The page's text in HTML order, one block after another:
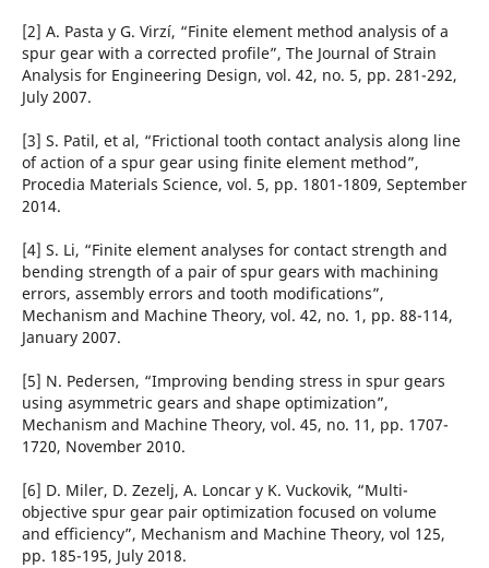
[2] A. Pasta y G. Virzí, “Finite element method analysis of a
spur gear with a corrected profile”, The Journal of Strain
Analysis for Engineering Design, vol. 42, no. 5, pp. 281-292,
July 2007.
[3] S. Patil, et al, “Frictional tooth contact analysis along line
of action of a spur gear using finite element method”,
Procedia Materials Science, vol. 5, pp. 1801-1809, September
2014.
[4] S. Li, “Finite element analyses for contact strength and
bending strength of a pair of spur gears with machining
errors, assembly errors and tooth modifications”,
Mechanism and Machine Theory, vol. 42, no. 1, pp. 88-114,
January 2007.
[5] N. Pedersen, “Improving bending stress in spur gears
using asymmetric gears and shape optimization”,
Mechanism and Machine Theory, vol. 45, no. 11, pp. 1707-
1720, November 2010.
[6] D. Miler, D. Zezelj, A. Loncar y K. Vuckovik, “Multi-
objective spur gear pair optimization focused on volume
and efficiency”, Mechanism and Machine Theory, vol 125,
pp. 185-195, July 2018.